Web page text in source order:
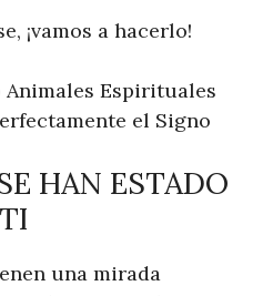
¡vamos a hacerlo!
Animales Espirituales
el Signo
HAN ESTADO
una mirada